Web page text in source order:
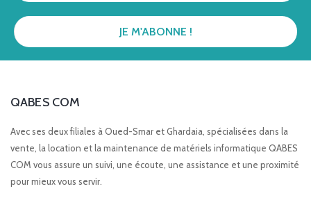
QABES COM
Avec ses deux filiales à Oued-Smar et Ghardaia, spécialisées dans la
vente, la location et la maintenance de matériels informatique QABES
COM vous assure un suivi, une écoute, une assistance et une proximité
pour mieux vous servir.